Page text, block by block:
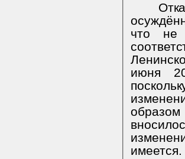
что не
июня
имеется.